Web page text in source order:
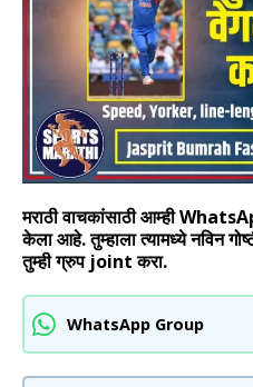
मराठी वाचकांसाठी आम्ही
केला आहे. तुम्हाला त्यामध्ये नविन
तुम्ही ग्रुप joint करा.
WhatsApp Group